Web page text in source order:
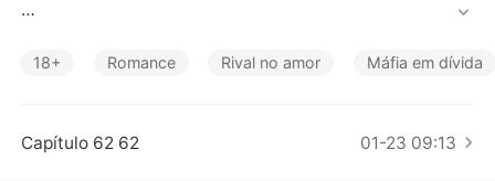
ente da inteligência britânica caçando terroristas. Me a
separados. Pensei que tudo tinha acabado. Agora ela v
18+ Romance Rival no amor Máfia em dívida
Capítulo 62 62 01-23 09:13